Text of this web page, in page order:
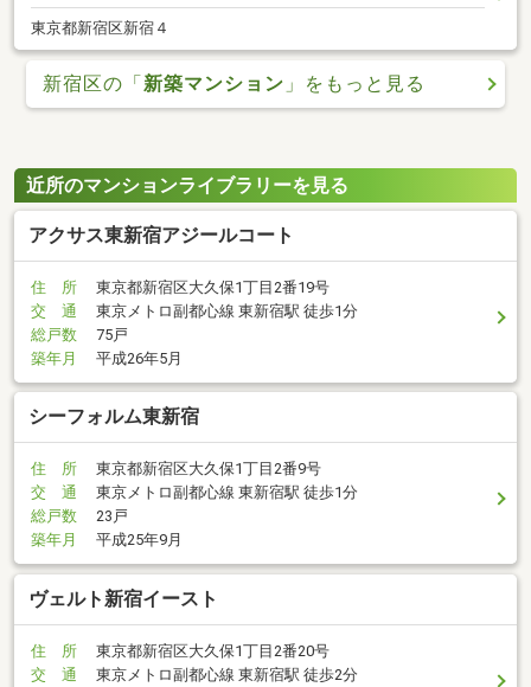
東京都新宿区新宿４
新宿区の「新築マンション 」をもっと見る
近所のマンションライブラリーを見る
アクサス東新宿アジールコート
住 所
東京都新宿区大久保1丁目2番19号
交 通
東京メトロ副都心線 東新宿駅 徒歩1分
総戸数
75戸
築年月
平成26年5月
シーフォルム東新宿
住 所
東京都新宿区大久保1丁目2番9号
交 通
東京メトロ副都心線 東新宿駅 徒歩1分
総戸数
23戸
築年月
平成25年9月
ヴェルト新宿イースト
住 所
東京都新宿区大久保1丁目2番20号
交 通
東京メトロ副都心線 東新宿駅 徒歩2分